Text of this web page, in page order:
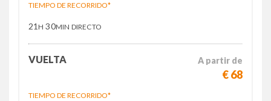
TIEMPO DE RECORRIDO*
21H 30MIN DIRECTO
VUELTA A partir de
€ 68
TIEMPO DE RECORRIDO*